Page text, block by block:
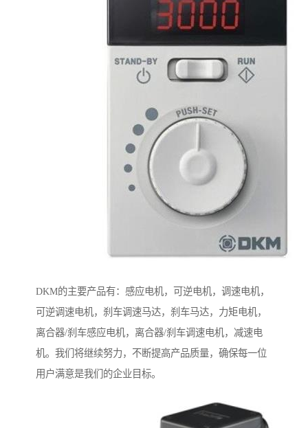
DKM的主要产品有：感应电机，可逆电机，调速电机，
可逆调速电机，刹车调速马达，刹车马达，力矩电机，
离合器/刹车感应电机，离合器/刹车调速电机，减速电
机。我们将继续努力，不断提高产品质量，确保每一位
用户满意是我们的企业目标。